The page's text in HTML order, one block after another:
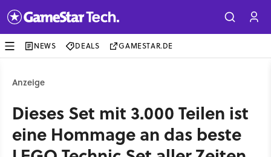
NEWS DEALS GAMESTAR.DE
Anzeige
Dieses Set mit 3.000 Teilen ist
eine Hommage an das beste